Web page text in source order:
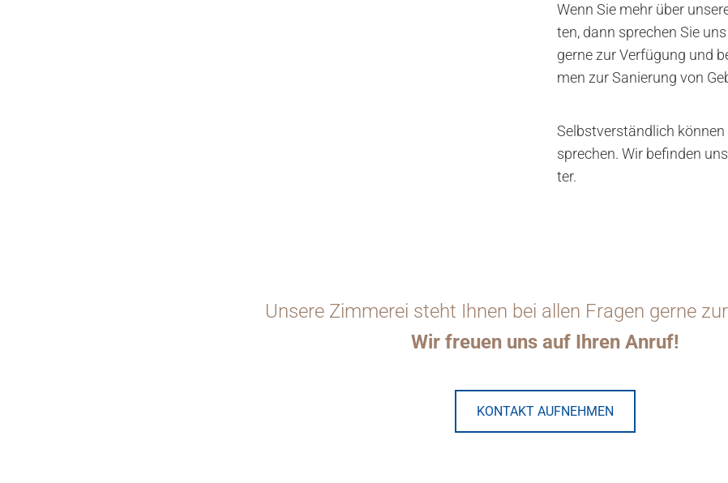
Wenn Sie mehr über
ten, dann spre­chen Sie
gerne zur Ver­fü­gung und
men zur Sa­nie­rung von
Selbst­ver­ständ­lich
spre­chen. Wir be­fin­den
ter.
Unsere Zimmerei steht Ihnen bei allen Fragen gerne
Wir freuen uns auf Ihren Anruf!
KONTAKT AUFNEHMEN